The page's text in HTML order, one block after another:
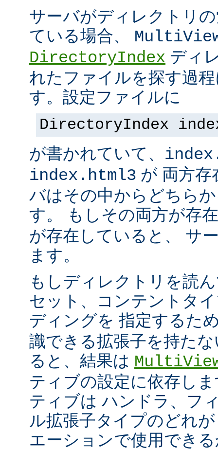
サーバがディレクトリ
ている場合、
DirectoryIndex ディ
れたファイルを探す過
す。設定ファイルに
DirectoryIndex
が書かれていて、
index.html3 が 両方存
バはその中からどちら
す。 もしその両方が存
が存在していると、 サ
ます。
もしディレクトリを読
セット、コンテントタ
ディングを 指定するた
識できる拡張子を持た
ると、結果は
ティブの設定に依存し
ティブは ハンドラ、フ
ル拡張子タイプのどれ
エーションで使用でき